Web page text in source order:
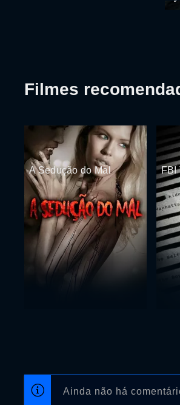
Ainda não há
Filmes
A Sedução do Mal FBI